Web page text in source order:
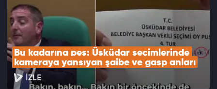
Bu kadarına pes: Üsküdar seçimlerinde
kameraya yansıyan şaibe ve gasp anları
İZLE